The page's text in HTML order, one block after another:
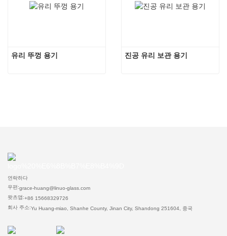
유리 뚜껑 용기 진공 유리 보관 용기
연락하다
우편:grace-huang@linuo-glass.com
왓츠앱:+86 15668329726
회사 주소:Yu Huang-miao, Shanhe County, Jinan City, Shandong 251604, 중국